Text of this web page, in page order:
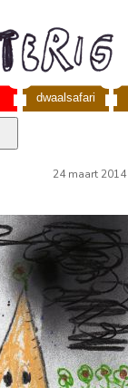
dwaalsafari
24 maart 2014